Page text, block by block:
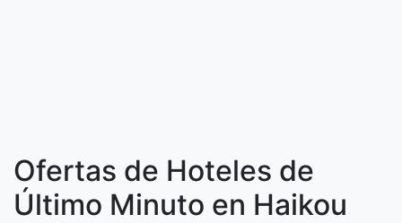
Ofertas de Hoteles de
Último Minuto en Haikou